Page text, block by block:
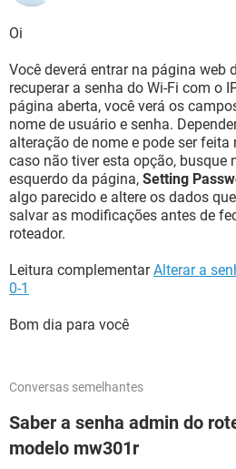
Oi
Você deverá entrar na página web
recuperar a senha do Wi-Fi com o
página aberta, você verá os
nome de usuário e senha.
alteração de nome e pode ser
caso não tiver esta opção, busque
esquerdo da página, Setting
algo parecido e altere os dados
salvar as modificações antes de
roteador.
Leitura complementarAlterar a
0-1
Bom dia para você
Conversas semelhantes
Saber a senha admin do
modelo mw301r